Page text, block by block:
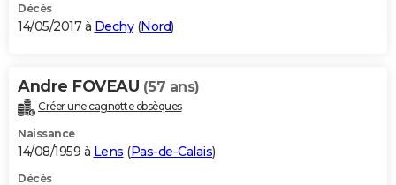
Décès
14/05/2017 à Dechy(Nord)
Andre FOVEAU (57 ans)
Créer une cagnotte obsèques
Naissance
14/08/1959 à Lens (Pas-de-Calais)
Décès